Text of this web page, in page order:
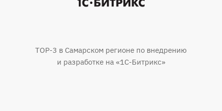
TOP-3 в Самарском регионе по внедрению
и разработке на «1С-Битрикс»